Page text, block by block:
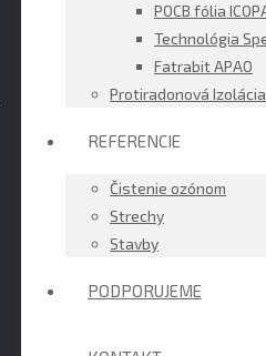
POCB fólia
Technológia
Fatrabit APAO
Protiradonová Izolácia
REFERENCIE
Čistenie ozónom
Strechy
Stavby
PODPORUJEME